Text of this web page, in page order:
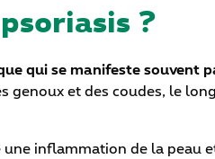
?
qui se manifeste souvent
genoux et des coudes, le
inflammation de la peau